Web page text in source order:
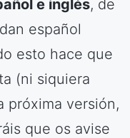
e inglés, de
español
esto hace que
(ni siquiera
próxima versión,
que os avise